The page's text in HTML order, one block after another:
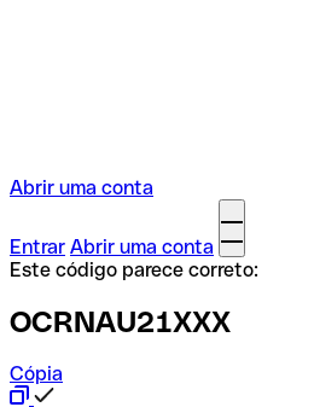
Abrir uma conta
Entrar Abrir uma conta
Este código parece correto:
OCRNAU21XXX
Cópia